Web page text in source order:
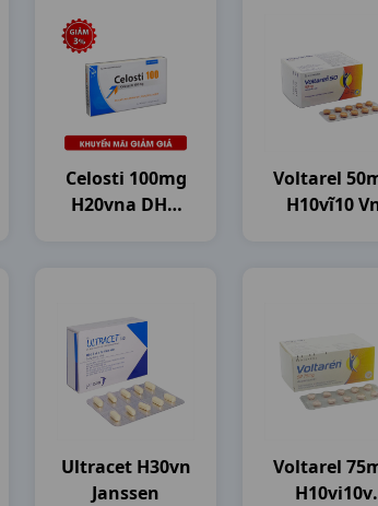
Celosti 100mg
H20vna DHG
Voltarel
H10vĩ10
Ultracet H30vn
Janssen
Voltarel
H10vi10v